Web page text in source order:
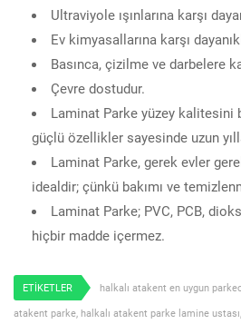
Ultraviyole ışınlarına karşı
Ev kimyasallarına karşı
Basınca, çizilme ve darbelere
Çevre dostudur.
Laminat Parke yüzey kalitesini
güçlü özellikler sayesinde uzun
Laminat Parke, gerek evler
idealdir; çünkü bakımı ve
Laminat Parke; PVC, PCB,
hiçbir madde içermez.
ETİKETLER halkalı atakent en uygun
atakent parke, halkalı atakent parke lamine ustası,